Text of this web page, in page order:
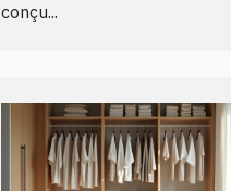
conçu...